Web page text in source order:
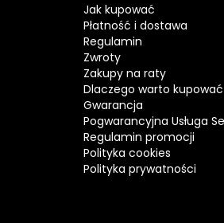
Jak kupować
Płatność i dostawa
Regulamin
Zwroty
Zakupy na raty
Dlaczego warto
Gwarancja
Pogwarancyjna Usługa
Regulamin promocji
Polityka cookies
Polityka prywatności